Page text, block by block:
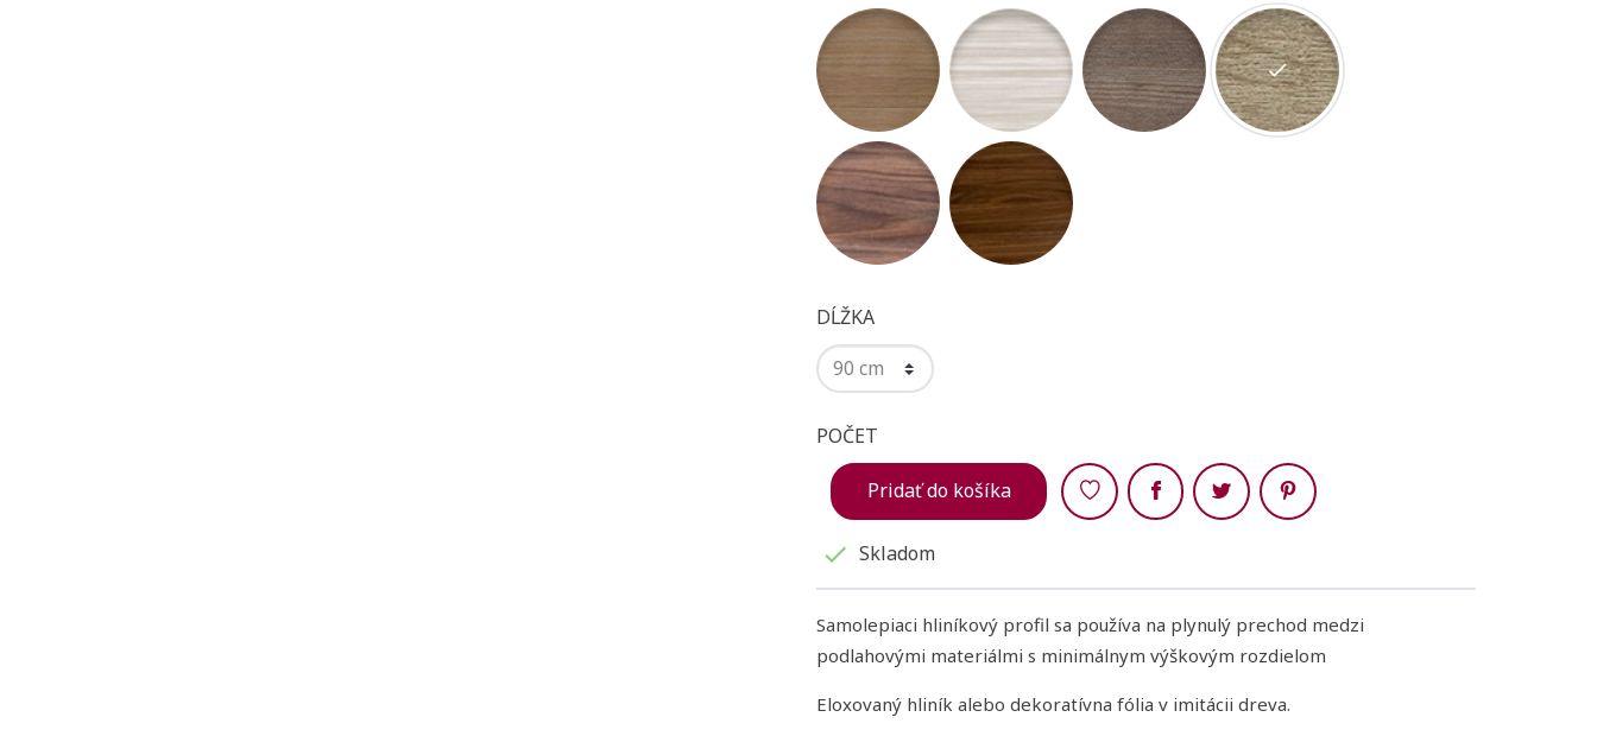
71 - Dub Venus 72 - Brest Rufa 73 - Borovica Magnum74 - Jaseň BONA
75 - Orech Incanto76 - Orech Grando
DĹŽKA
POČET
Pridať do košíka
 Skladom
Zdieľaj
Samolepiaci hliníkový profil sa používa na plynulý prechod medzi
podlahovými materiálmi s minimálnym výškovým rozdielom
Eloxovaný hliník alebo dekoratívna fólia v imitácii dreva.